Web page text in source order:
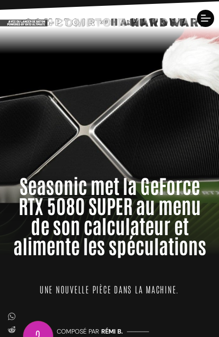
Seasonic met la GeForce
RTX 5080 SUPER au menu
de son calculateur et
alimente les spéculations
UNE NOUVELLE PIÈCE DANS LA MACHINE.
COMPOSÉ PAR RÉMI B. —————